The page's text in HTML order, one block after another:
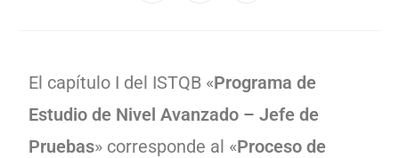
El capítulo I del ISTQB «Programa de
Estudio de Nivel Avanzado – Jefe de
Pruebas» corresponde al «Proceso de